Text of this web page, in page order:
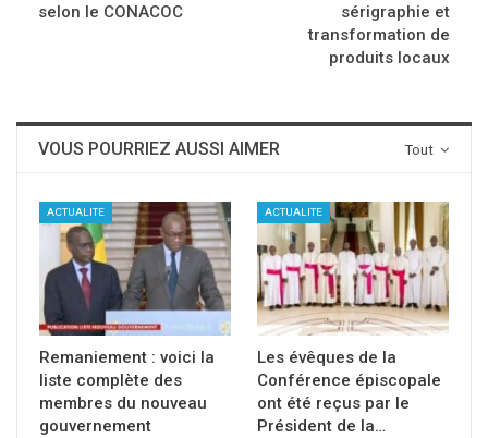
selon le CONACOC
sérigraphie et
transformation de
produits locaux
Tout
VOUS POURRIEZ AUSSI AIMER
ACTUALITE
Remaniement : voici la
liste complète des
membres du nouveau
gouvernement
ACTUALITE
Les évêques de la
Conférence épiscopale
ont été reçus par le
Président de la…